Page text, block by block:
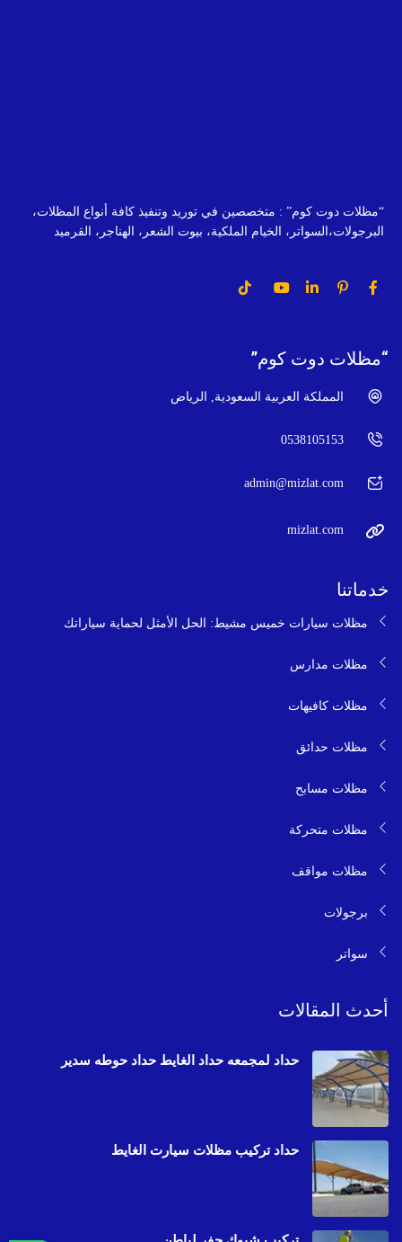
“مظلات دوت كوم” : متخصصين في توريد وتنفيذ كافة أنواع المظلات،
البرجولات،السواتر، الخيام الملكية، بيوت الشعر، الهناجر، القرميد
“مظلات دوت كوم”
المملكة العربية السعودية, الرياض
0538105153
admin@mizlat.com
mizlat.com
خدماتنا
مظلات سيارات خميس مشيط: الحل الأمثل لحماية سياراتك
مظلات مدارس
مظلات كافيهات
مظلات حدائق
مظلات مسابح
مظلات متحركة
مظلات مواقف
برجولات
سواتر
أحدث المقالات
حداد لمجمعه حداد الغايط حداد حوطه سدير
حداد تركيب مظلات سيارت الغايط